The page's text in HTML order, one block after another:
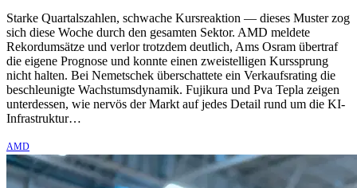
Starke Quartalszahlen, schwache Kursreaktion — dieses Muster zog
sich diese Woche durch den gesamten Sektor. AMD meldete
Rekordumsätze und verlor trotzdem deutlich, Ams Osram übertraf
die eigene Prognose und konnte einen zweistelligen Kurssprung
nicht halten. Bei Nemetschek überschattete ein Verkaufsrating die
beschleunigte Wachstumsdynamik. Fujikura und Pva Tepla zeigen
unterdessen, wie nervös der Markt auf jedes Detail rund um die KI-
Infrastruktur…
AMD